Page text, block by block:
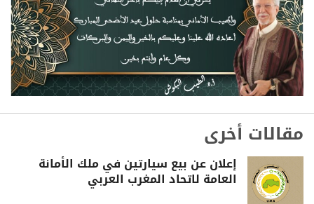
مقالات أخرى
إعلان عن بيع سيارتين في ملك الأمانة
العامة لاتحاد المغرب العربي